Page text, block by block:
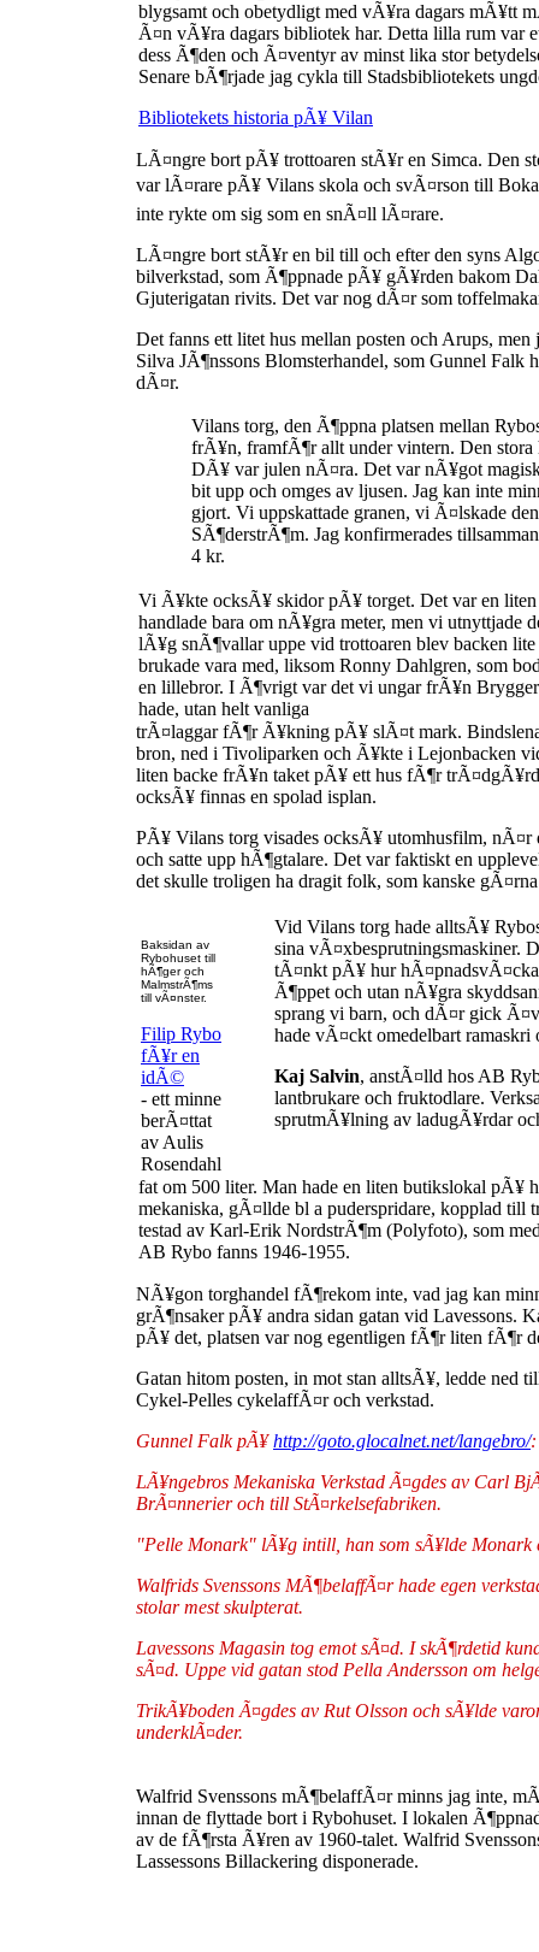
blygsamt och obetydligt med vÃ¥ra dagars mÃ¥tt
Ã¤n vÃ¥ra dagars bibliotek har. Detta lilla rum var
dess Ã¶den och Ã¤ventyr av minst lika stor
Senare bÃ¶rjade jag cykla till Stadsbibliotekets
Bibliotekets historia pÃ¥ Vilan
LÃ¤ngre bort pÃ¥ trottoaren stÃ¥r en Simca. Den
var lÃ¤rare pÃ¥ Vilans skola och svÃ¤rson till
inte rykte om sig som en snÃ¤ll lÃ¤rare.
LÃ¤ngre bort stÃ¥r en bil till och efter den syns
bilverkstad, som Ã¶ppnade pÃ¥ gÃ¥rden bakom
Gjuterigatan rivits. Det var nog dÃ¤r som
Det fanns ett litet hus mellan posten och Arups,
Silva JÃ¶nssons Blomsterhandel, som Gunnel Falk
dÃ¤r.
Vilans torg, den Ã¶ppna platsen mellan
frÃ¥n, framfÃ¶r allt under vintern. Den
DÃ¥ var julen nÃ¤ra. Det var nÃ¥got
bit upp och omges av ljusen. Jag kan inte
gjort. Vi uppskattade granen, vi Ã¤lskade
SÃ¶derstrÃ¶m. Jag konfirmerades
4 kr.
Vi Ã¥kte ocksÃ¥ skidor pÃ¥ torget. Det var en
handlade bara om nÃ¥gra meter, men vi
lÃ¥g snÃ¶vallar uppe vid trottoaren blev backen
brukade vara med, liksom Ronny Dahlgren, som
en lillebror. I Ã¶vrigt var det vi ungar frÃ¥n
hade, utan helt vanliga
trÃ¤laggar fÃ¶r Ã¥kning pÃ¥ slÃ¤t mark.
bron, ned i Tivoliparken och Ã¥kte i Lejonbacken
liten backe frÃ¥n taket pÃ¥ ett hus fÃ¶r
ocksÃ¥ finnas en spolad isplan.
PÃ¥ Vilans torg visades ocksÃ¥ utomhusfilm,
och satte upp hÃ¶gtalare. Det var faktiskt en
det skulle troligen ha dragit folk, som kanske
Baksidan av
Rybohuset till
hÃ¶ger och
MalmstrÃ¶ms
till vÃ¤nster.
Filip Rybo
fÃ¥r en
idÃ©
- ett minne
berÃ¤ttat
av Aulis
Rosendahl
Vid Vilans torg hade alltsÃ¥
sina vÃ¤xbesprutningsmaskiner.
tÃ¤nkt pÃ¥ hur
Ã¶ppet och utan nÃ¥gra
sprang vi barn, och dÃ¤r gick
hade vÃ¤ckt omedelbart
Kaj Salvin, anstÃ¤lld hos AB
lantbrukare och fruktodlare.
sprutmÃ¥lning av ladugÃ¥rdar
fat om 500 liter. Man hade en liten butikslokal
mekaniska, gÃ¤llde bl a puderspridare, kopplad till
testad av Karl-Erik NordstrÃ¶m (Polyfoto), som
AB Rybo fanns 1946-1955.
NÃ¥gon torghandel fÃ¶rekom inte, vad jag kan
grÃ¶nsaker pÃ¥ andra sidan gatan vid Lavessons.
pÃ¥ det, platsen var nog egentligen fÃ¶r liten fÃ¶r
Gatan hitom posten, in mot stan alltsÃ¥, ledde ned
Cykel-Pelles cykelaffÃ¤r och verkstad.
Gunnel Falk pÃ¥http://goto.glocalnet.net/langebro/:
LÃ¥ngebros Mekaniska Verkstad Ã¤gdes av Carl
BrÃ¤nnerier och till StÃ¤rkelsefabriken.
"Pelle Monark" lÃ¥g intill, han som sÃ¥lde Monark
Walfrids Svenssons MÃ¶belaffÃ¤r hade egen
stolar mest skulpterat.
Lavessons Magasin tog emot sÃ¤d. I skÃ¶rdetid
sÃ¤d. Uppe vid gatan stod Pella Andersson om
TrikÃ¥boden Ã¤gdes av Rut Olsson och sÃ¥lde
underklÃ¤der.
Walfrid Svenssons mÃ¶belaffÃ¤r minns jag inte,
innan de flyttade bort i Rybohuset. I lokalen
av de fÃ¶rsta Ã¥ren av 1960-talet. Walfrid
Lassessons Billackering disponerade.